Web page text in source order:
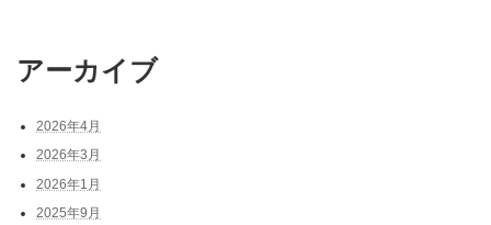
アーカイブ
2026年4月
2026年3月
2026年1月
2025年9月